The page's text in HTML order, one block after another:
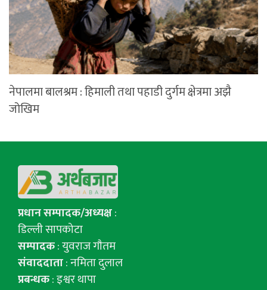
नेपालमा बालश्रम : हिमाली तथा पहाडी दुर्गम क्षेत्रमा अझै
जोखिम
प्रधान सम्पादक/अध्यक्ष:
डिल्ली सापकोटा
सम्पादक: युवराज गाैतम
संवाददाता: नमिता दुलाल
प्रबन्धक: इश्वर थापा